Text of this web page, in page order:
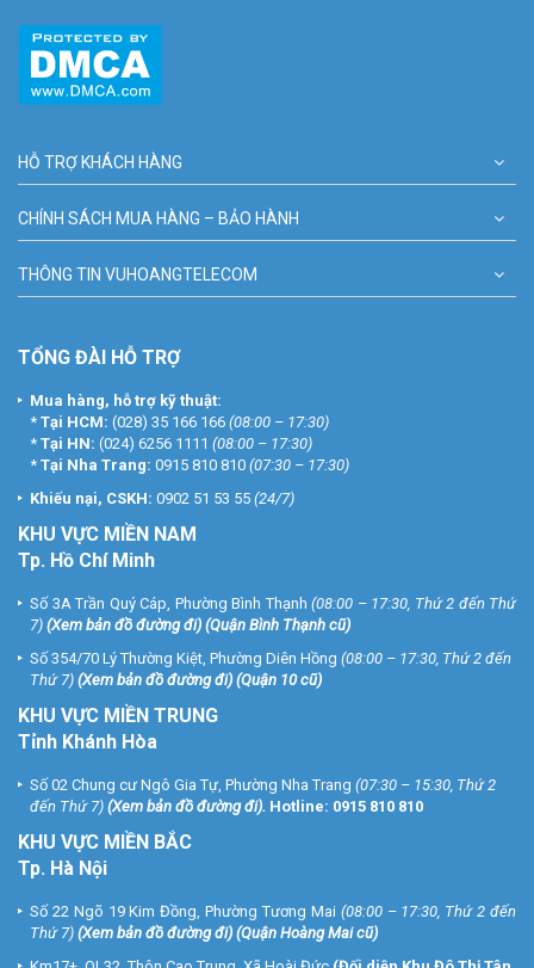
HỖ TRỢ KHÁCH HÀNG
CHÍNH SÁCH MUA HÀNG – BẢO HÀNH
THÔNG TIN VUHOANGTELECOM
TỔNG ĐÀI HỖ TRỢ
Mua hàng, hỗ trợ kỹ thuật:
* Tại HCM: (028) 35 166 166 (08:00 – 17:30)
* Tại HN: (024) 6256 1111 (08:00 – 17:30)
* Tại Nha Trang: 0915 810 810 (07:30 – 17:30)
Khiếu nại, CSKH: 0902 51 53 55 (24/7)
KHU VỰC MIỀN NAM
Tp. Hồ Chí Minh
Số 3A Trần Quý Cáp, Phường Bình Thạnh (08:00 – 17:30, Thứ 2 đến Thứ
7) (Xem bản đồ đường đi) (Quận Bình Thạnh cũ)
Số 354/70 Lý Thường Kiệt, Phường Diên Hồng (08:00 – 17:30, Thứ 2 đến
Thứ 7) (Xem bản đồ đường đi) (Quận 10 cũ)
KHU VỰC MIỀN TRUNG
Tỉnh Khánh Hòa
Số 02 Chung cư Ngô Gia Tự, Phường Nha Trang (07:30 – 15:30, Thứ 2
đến Thứ 7) (Xem bản đồ đường đi). Hotline: 0915 810 810
KHU VỰC MIỀN BẮC
Tp. Hà Nội
Số 22 Ngõ 19 Kim Đồng, Phường Tương Mai (08:00 – 17:30, Thứ 2 đến
Thứ 7) (Xem bản đồ đường đi) (Quận Hoàng Mai cũ)